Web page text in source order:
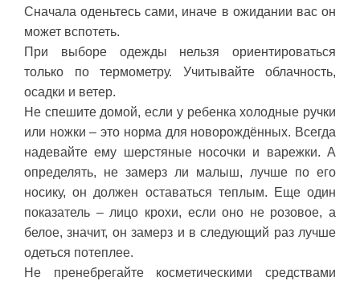
Сначала оденьтесь сами, иначе в ожидании вас он
может вспотеть.
При выборе одежды нельзя ориентироваться
только по термометру. Учитывайте облачность,
осадки и ветер.
Не спешите домой, если у ребенка холодные ручки
или ножки – это норма для новорождённых. Всегда
надевайте ему шерстяные носочки и варежки. А
определять, не замерз ли малыш, лучше по его
носику, он должен оставаться теплым. Еще один
показатель – лицо крохи, если оно не розовое, а
белое, значит, он замерз и в следующий раз лучше
одеться потеплее.
Не пренебрегайте косметическими средствами